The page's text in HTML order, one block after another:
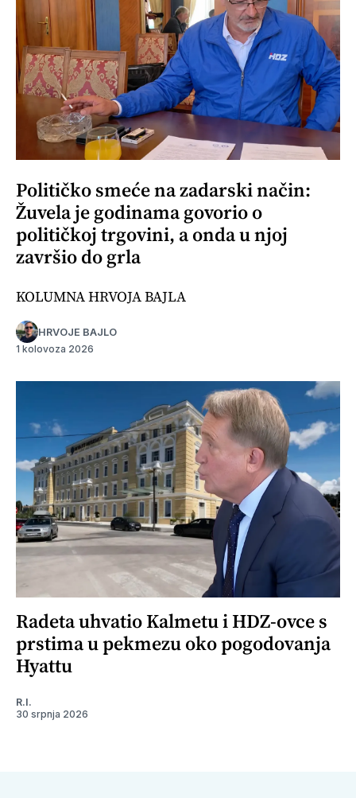
Političko smeće na zadarski način:
Žuvela je godinama govorio o
političkoj trgovini, a onda u njoj
završio do grla
KOLUMNA HRVOJA BAJLA
HRVOJE BAJLO
1 kolovoza 2026
Radeta uhvatio Kalmetu i HDZ-ovce s
prstima u pekmezu oko pogodovanja
Hyattu
R.I.
30 srpnja 2026